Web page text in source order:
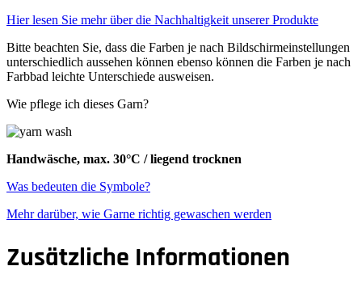
Hier lesen Sie mehr über die Nachhaltigkeit unserer Produkte
Bitte beachten Sie, dass die Farben je nach Bildschirmeinstellungen
unterschiedlich aussehen können ebenso können die Farben je nach
Farbbad leichte Unterschiede ausweisen.
Wie pflege ich dieses Garn?
Handwäsche, max. 30°C / liegend trocknen
Was bedeuten die Symbole?
Mehr darüber, wie Garne richtig gewaschen werden
Zusätzliche Informationen